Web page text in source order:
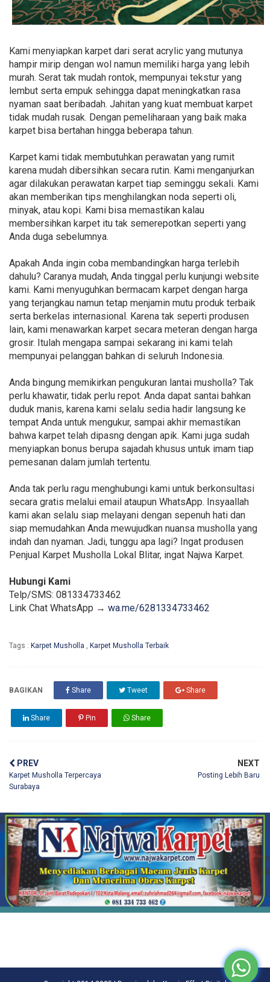
Kami menyiapkan karpet dari serat acrylic yang mutunya
hampir mirip dengan wol namun memiliki harga yang lebih
murah. Serat tak mudah rontok, mempunyai tekstur yang
lembut serta empuk sehingga dapat meningkatkan rasa
nyaman saat beribadah. Jahitan yang kuat membuat karpet
tidak mudah rusak. Dengan pemeliharaan yang baik maka
karpet bisa bertahan hingga beberapa tahun.
Karpet kami tidak membutuhkan perawatan yang rumit
karena mudah dibersihkan secara rutin. Kami menganjurkan
agar dilakukan perawatan karpet tiap seminggu sekali. Kami
akan memberikan tips menghilangkan noda seperti oli,
minyak, atau kopi. Kami bisa memastikan kalau
membersihkan karpet itu tak semerepotkan seperti yang
Anda duga sebelumnya.
Apakah Anda ingin coba membandingkan harga terlebih
dahulu? Caranya mudah, Anda tinggal perlu kunjungi website
kami. Kami menyuguhkan bermacam karpet dengan harga
yang terjangkau namun tetap menjamin mutu produk terbaik
serta berkelas internasional. Karena tak seperti produsen
lain, kami menawarkan karpet secara meteran dengan harga
grosir. Itulah mengapa sampai sekarang ini kami telah
mempunyai pelanggan bahkan di seluruh Indonesia.
Anda bingung memikirkan pengukuran lantai musholla? Tak
perlu khawatir, tidak perlu repot. Anda dapat santai bahkan
duduk manis, karena kami selalu sedia hadir langsung ke
tempat Anda untuk mengukur, sampai akhir memastikan
bahwa karpet telah dipasng dengan apik. Kami juga sudah
menyiapkan bonus berupa sajadah khusus untuk imam tiap
pemesanan dalam jumlah tertentu.
Anda tak perlu ragu menghubungi kami untuk berkonsultasi
secara gratis melalui email ataupun WhatsApp. Insyaallah
kami akan selalu siap melayani dengan sepenuh hati dan
siap memudahkan Anda mewujudkan nuansa musholla yang
indah dan nyaman. Jadi, tunggu apa lagi? Ingat produsen
Penjual Karpet Musholla Lokal Blitar, ingat Najwa Karpet.
Hubungi Kami
Telp/SMS: 081334733462
Link Chat WhatsApp → wa.me/6281334733462
Tags : Karpet Musholla Karpet Musholla Terbaik
BAGIKAN Share Tweet Share
Share Pin Share
PREV
Karpet Musholla Terpercaya
Surabaya
NEXT
Posting Lebih Baru